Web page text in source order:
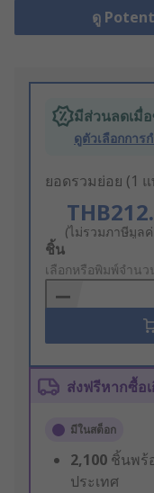
ดู
มีส่วนลดเมื่
ดูตัวเลือกกา
ยอดรวมย่อย (1
(ไม่รวมภาษีมูล
Add
to
Basket
ชิ้น
เลือกหรือพิมพ์จำนว
ส่งฟรีหากซื้อ
มีในสต็อก
2,100 ชิ้นพร้
ประเทศ